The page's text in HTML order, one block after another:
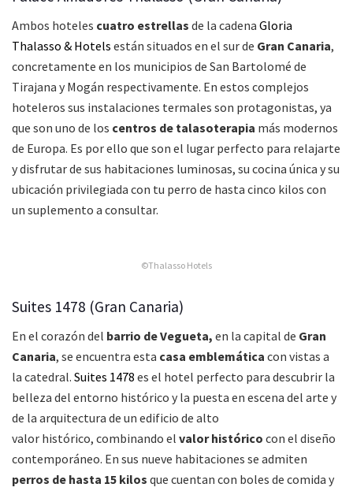
Ambos hoteles cuatro estrellas de la cadena Gloria
Thalasso & Hotels están situados en el sur de Gran Canaria,
concretamente en los municipios de San Bartolomé de
Tirajana y Mogán respectivamente. En estos complejos
hoteleros sus instalaciones termales son protagonistas, ya
que son uno de los centros de talasoterapia más modernos
de Europa. Es por ello que son el lugar perfecto para relajarte
y disfrutar de sus habitaciones luminosas, su cocina única y su
ubicación privilegiada con tu perro de hasta cinco kilos con
un suplemento a consultar.
©Thalasso Hotels
Suites 1478 (Gran Canaria)
En el corazón del barrio de Vegueta, en la capital de Gran
Canaria, se encuentra esta casa emblemática con vistas a
la catedral. Suites 1478 es el hotel perfecto para descubrir la
belleza del entorno histórico y la puesta en escena del arte y
de la arquitectura de un edificio de alto
valor histórico, combinando el valor histórico con el diseño
contemporáneo. En sus nueve habitaciones se admiten
perros de hasta 15 kilos que cuentan con boles de comida y